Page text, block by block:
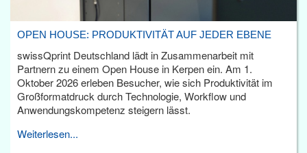
OPEN HOUSE: PRODUKTIVITÄT AUF JEDER EBENE
swissQprint Deutschland lädt in Zusammenarbeit mit
Partnern zu einem Open House in Kerpen ein. Am 1.
Oktober 2026 erleben Besucher, wie sich Produktivität im
Großformatdruck durch Technologie, Workflow und
Anwendungskompetenz steigern lässt.
Weiterlesen...